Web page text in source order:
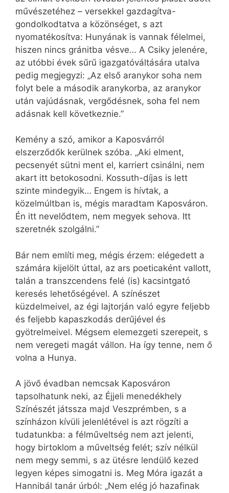
művészetéhez – versekkel gazdagítva-
gondolkodtatva a közönséget, s azt
nyomatékosítva: Hunyának is vannak félelmei,
hiszen nincs gránitba vésve… A Csiky jelenére,
az utóbbi évek sűrű igazgatóváltására utalva
pedig megjegyzi: „Az első aranykor soha nem
folyt bele a második aranykorba, az aranykor
után vajúdásnak, vergődésnek, soha fel nem
adásnak kell következnie.”
Kemény a szó, amikor a Kaposvárról
elszerződők kerülnek szóba. „Aki elment,
pecsenyét sütni ment el, karriert csinálni, nem
akart itt betokosodni. Kossuth-díjas is lett
szinte mindegyik… Engem is hívtak, a
közelmúltban is, mégis maradtam Kaposváron.
Én itt nevelődtem, nem megyek sehova. Itt
szeretnék szolgálni.”
Bár nem említi meg, mégis érzem: elégedett a
számára kijelölt úttal, az ars poeticaként vallott,
talán a transzcendens felé (is) kacsintgató
keresés lehetőségével. A színészet
küzdelmeivel, az égi lajtorján való egyre feljebb
és feljebb kapaszkodás derűjével és
gyötrelmeivel. Mégsem elemezgeti szerepeit, s
nem veregeti magát vállon. Ha így tenne, nem ő
volna a Hunya.
A jövő évadban nemcsak Kaposváron
tapsolhatunk neki, az Éjjeli menedékhely
Színészét játssza majd Veszprémben, s a
színházon kívüli jelenlétével is azt rögzíti a
tudatunkba: a félműveltség nem azt jelenti,
hogy birtoklom a műveltség felét; szív nélkül
nem megy semmi, s az ütésre lendülő kezed
legyen képes simogatni is. Meg Móra igazát a
Hannibál tanár úrból: „Nem elég jó hazafinak